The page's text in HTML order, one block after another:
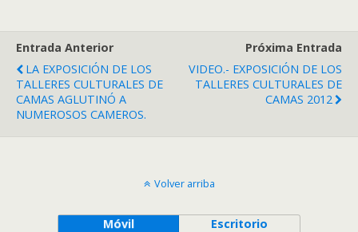
Entrada Anterior
LA EXPOSICIÓN DE LOS
TALLERES CULTURALES DE
CAMAS AGLUTINÓ A
NUMEROSOS CAMEROS.
Próxima Entrada
VIDEO.- EXPOSICIÓN DE LOS
TALLERES CULTURALES DE
CAMAS 2012
Volver arriba
Móvil Escritorio